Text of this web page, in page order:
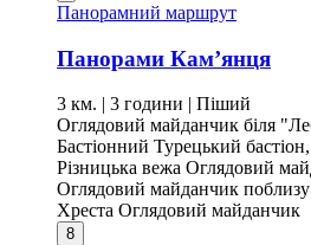
Панорамний маршрут
Панорами Кам’янця
3 км. | 3 години | Піший
Оглядовий майданчик біля
Бастіонний Турецький
Різницька вежа Оглядовий
Оглядовий майданчик поблизу
Хреста Оглядовий майданчик
8